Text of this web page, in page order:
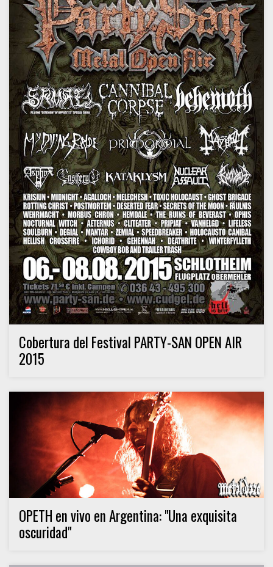
Cobertura del Festival PARTY-SAN OPEN AIR
2015
OPETH en vivo en Argentina: "Una exquisita
oscuridad"